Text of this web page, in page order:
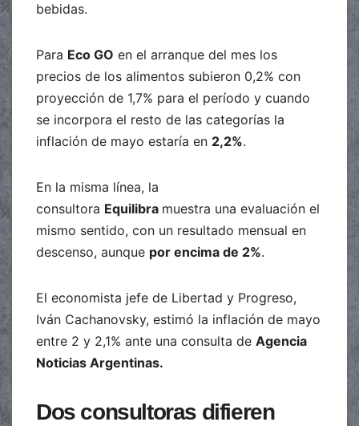
bebidas.
Para Eco GO en el arranque del mes los
precios de los alimentos subieron 0,2% con
proyección de 1,7% para el período y cuando
se incorpora el resto de las categorías la
inflación de mayo estaría en 2,2%.
En la misma línea, la
consultora Equilibra muestra una evaluación el
mismo sentido, con un resultado mensual en
descenso, aunque por encima de 2%.
El economista jefe de Libertad y Progreso,
Iván Cachanovsky, estimó la inflación de mayo
entre 2 y 2,1% ante una consulta de Agencia
Noticias Argentinas.
Dos consultoras difieren